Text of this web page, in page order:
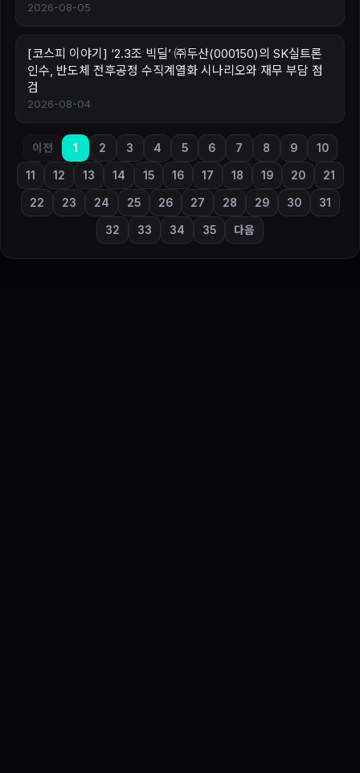
2026-08-05
[코스피 이야기] ‘2.3조 빅딜’ ㈜두산(000150)의 SK실트론
인수, 반도체 전후공정 수직계열화 시나리오와 재무 부담 점
검
2026-08-04
이전 1 2 3 4 5 6 7 8 9 10
11 12 13 14 15 16 17 18 19 20 21
22 23 24 25 26 27 28 29 30 31
32 33 34 35 다음